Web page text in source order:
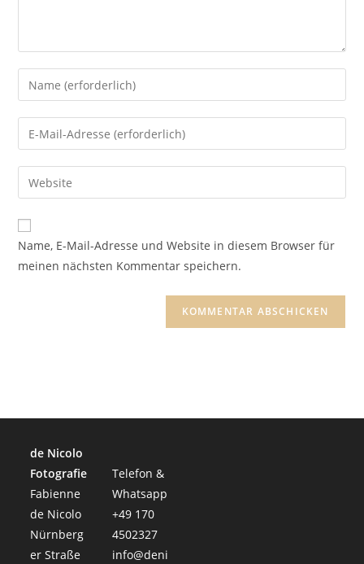
Name, E-Mail-Adresse und Website in diesem Browser für
meinen nächsten Kommentar speichern.
de Nicolo
Fotografie
Fabienne
de Nicolo
Nürnberg
er Straße
Telefon &
Whatsapp
+49 170
4502327
info@deni